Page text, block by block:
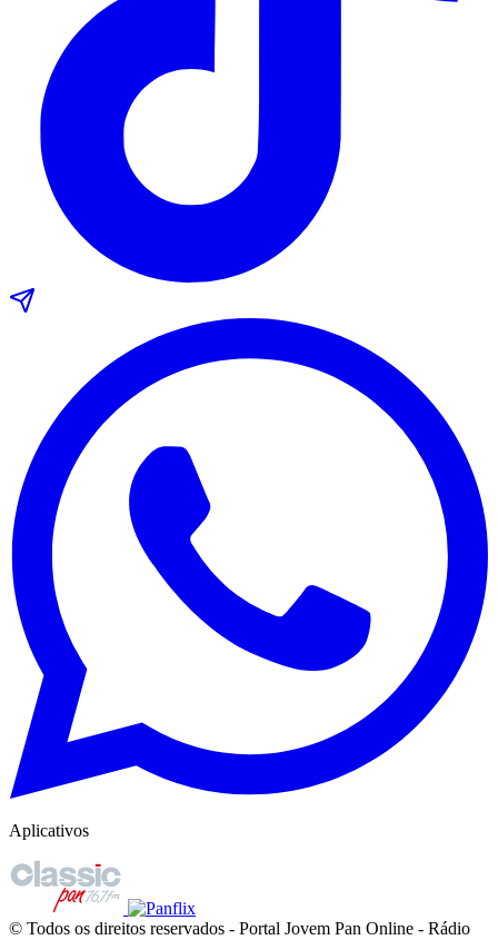
Aplicativos
© Todos os direitos reservados - Portal Jovem Pan Online - Rádio